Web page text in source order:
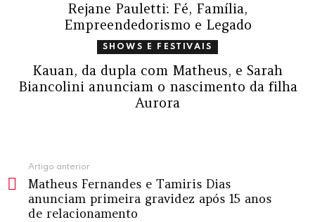
Rejane Pauletti: Fé, Família,
Empreendedorismo e Legado
SHOWS E FESTIVAIS
Kauan, da dupla com Matheus, e Sarah
Biancolini anunciam o nascimento da filha
Aurora
mais
Artigo anterior
Matheus Fernandes e Tamiris Dias
anunciam primeira gravidez após 15 anos
de relacionamento